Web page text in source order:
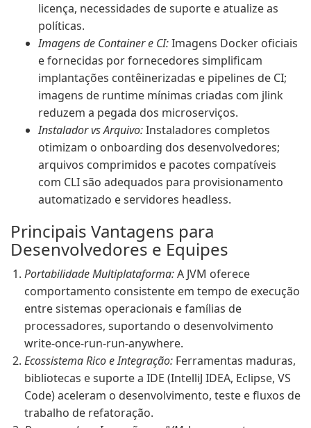
licença, necessidades de suporte e atualize as
políticas.
Imagens de Container e CI:Imagens Docker oficiais
e fornecidas por fornecedores simplificam
implantações contêinerizadas e pipelines de CI;
imagens de runtime mínimas criadas com jlink
reduzem a pegada dos microserviços.
Instalador vs Arquivo:Instaladores completos
otimizam o onboarding dos desenvolvedores;
arquivos comprimidos e pacotes compatíveis
com CLI são adequados para provisionamento
automatizado e servidores headless.
Principais Vantagens para
Desenvolvedores e Equipes
Portabilidade Multiplataforma:A JVM oferece
comportamento consistente em tempo de execução
entre sistemas operacionais e famílias de
processadores, suportando o desenvolvimento
write-once-run-run-anywhere.
Ecossistema Rico e Integração: Ferramentas maduras,
bibliotecas e suporte a IDE (IntelliJ IDEA, Eclipse, VS
Code) aceleram o desenvolvimento, teste e fluxos de
trabalho de refatoração.